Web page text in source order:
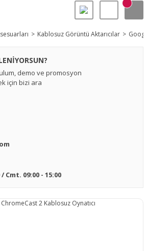
Kablosuz Görüntü Aktarıcılar
demo ve promosyon
için bizi ara
Cmt. 09:00 - 15:00